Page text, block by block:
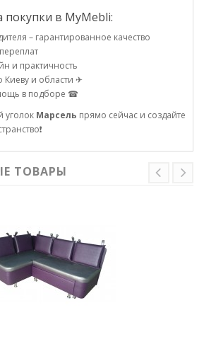
в MyMebli:
– гарантированное качество
и практичность
Киеву и области ✈
в подборе ☎
уголок Марсель прямо сейчас и создайте
ТОВАРЫ